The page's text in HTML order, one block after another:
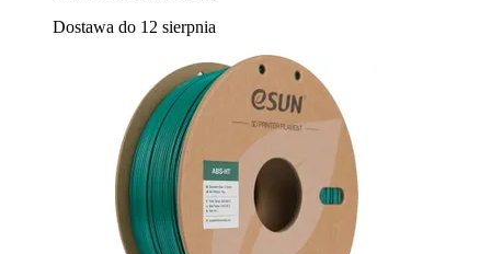
Dostawa do 12 sierpnia